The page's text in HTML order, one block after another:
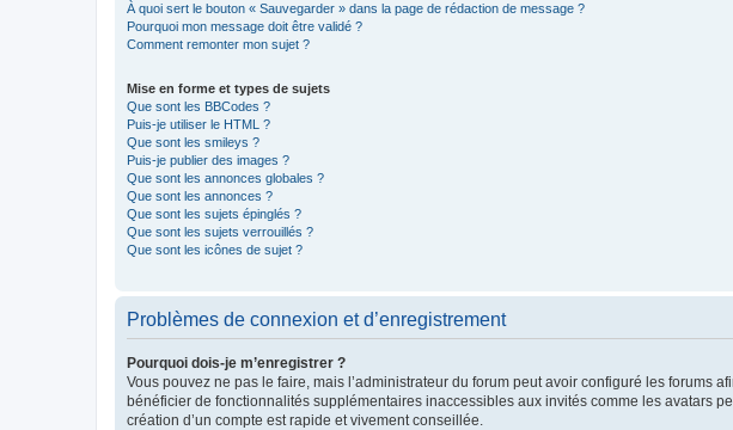
À quoi sert le bouton « Sauvegarder » dans la page de rédaction de message ?
Pourquoi mon message doit être validé ?
Comment remonter mon sujet ?
Mise en forme et types de sujets
Que sont les BBCodes ?
Puis-je utiliser le HTML ?
Que sont les smileys ?
Puis-je publier des images ?
Que sont les annonces globales ?
Que sont les annonces ?
Que sont les sujets épinglés ?
Que sont les sujets verrouillés ?
Que sont les icônes de sujet ?
Problèmes de connexion et d’enregistrement
Pourquoi dois-je m’enregistrer ?
Vous pouvez ne pas le faire, mais l’administrateur du forum peut avoir configuré les forums
bénéficier de fonctionnalités supplémentaires inaccessibles aux invités comme les avatars
création d’un compte est rapide et vivement conseillée.